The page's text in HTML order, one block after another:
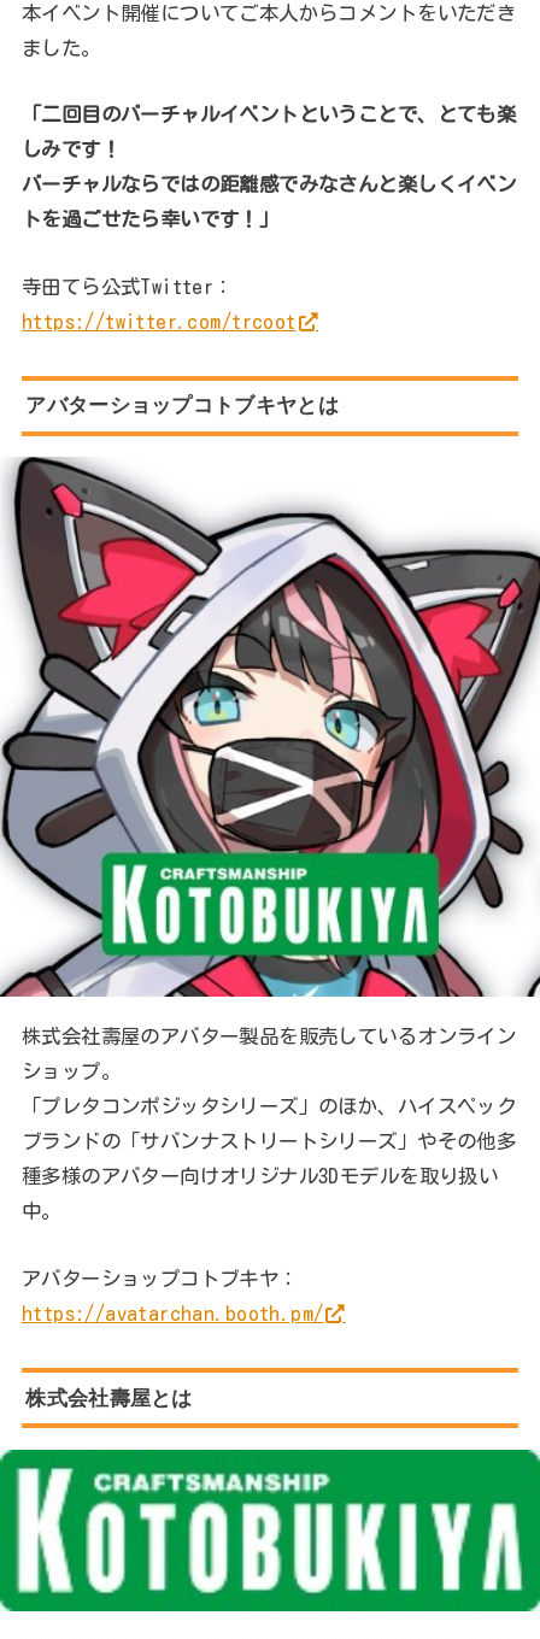
本イベント開催についてご本人からコメントをいただき
ました。
「二回目のバーチャルイベントということで、とても楽
しみです！
バーチャルならではの距離感でみなさんと楽しくイベン
トを過ごせたら幸いです！」
寺田てら公式Twitter：
https://twitter.com/trcoot
アバターショップコトブキヤとは
株式会社壽屋のアバター製品を販売しているオンライン
ショップ。
「プレタコンポジッタシリーズ」のほか、ハイスペック
ブランドの「サバンナストリートシリーズ」やその他多
種多様のアバター向けオリジナル3Dモデルを取り扱い
中。
アバターショップコトブキヤ：
https://avatarchan.booth.pm/
株式会社壽屋とは